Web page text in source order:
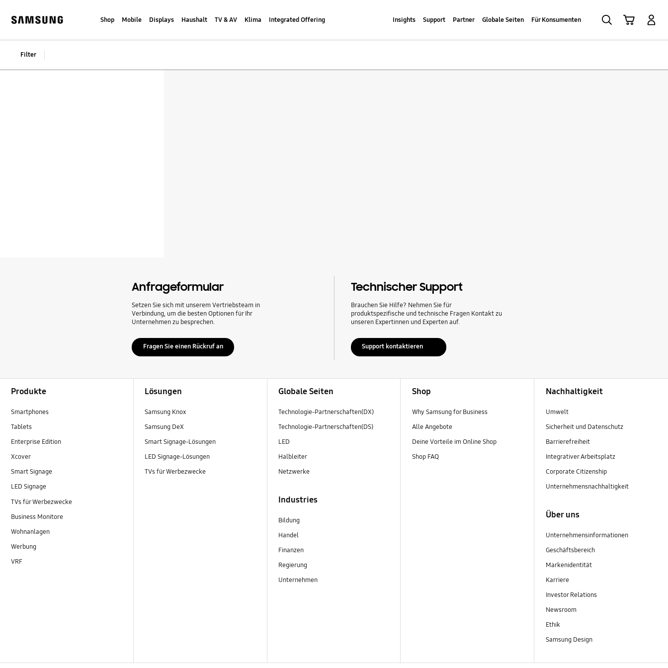
content
Shop Mobile Displays Haushalt TV & AV Klima Integrated Offering Insights Support Partner Globale Seiten Für Konsumenten
Filter
Anfrageformular
Setzen Sie sich mit unserem Vertriebsteam in
Verbindung, um die besten Optionen für Ihr
Unternehmen zu besprechen.
Fragen Sie einen Rückruf an
Technischer Support
Brauchen Sie Hilfe? Nehmen Sie für
produktspezifische und technische Fragen Kontakt zu
unseren Expertinnen und Experten auf.
Support kontaktieren
Produkte
Smartphones
Tablets
Enterprise Edition
Xcover
Smart Signage
LED Signage
TVs für Werbezwecke
Business Monitore
Wohnanlagen
Werbung
VRF
Lösungen
Samsung Knox
Samsung DeX
Smart Signage-Lösungen
LED Signage-Lösungen
TVs für Werbezwecke
Globale Seiten
Technologie-Partnerschaften(DX)
Technologie-Partnerschaften(DS)
LED
Halbleiter
Netzwerke
Industries
Bildung
Handel
Finanzen
Regierung
Unternehmen
Shop
Why Samsung for Business
Alle Angebote
Deine Vorteile im Online Shop
Shop FAQ
Nachhaltigkeit
Umwelt
Sicherheit und Datenschutz
Barrierefreiheit
Integrativer Arbeitsplatz
Corporate Citizenship
Unternehmensnachhaltigkeit
Über uns
Unternehmensinformationen
Geschäftsbereich
Markenidentität
Karriere
Investor Relations
Newsroom
Ethik
Samsung Design